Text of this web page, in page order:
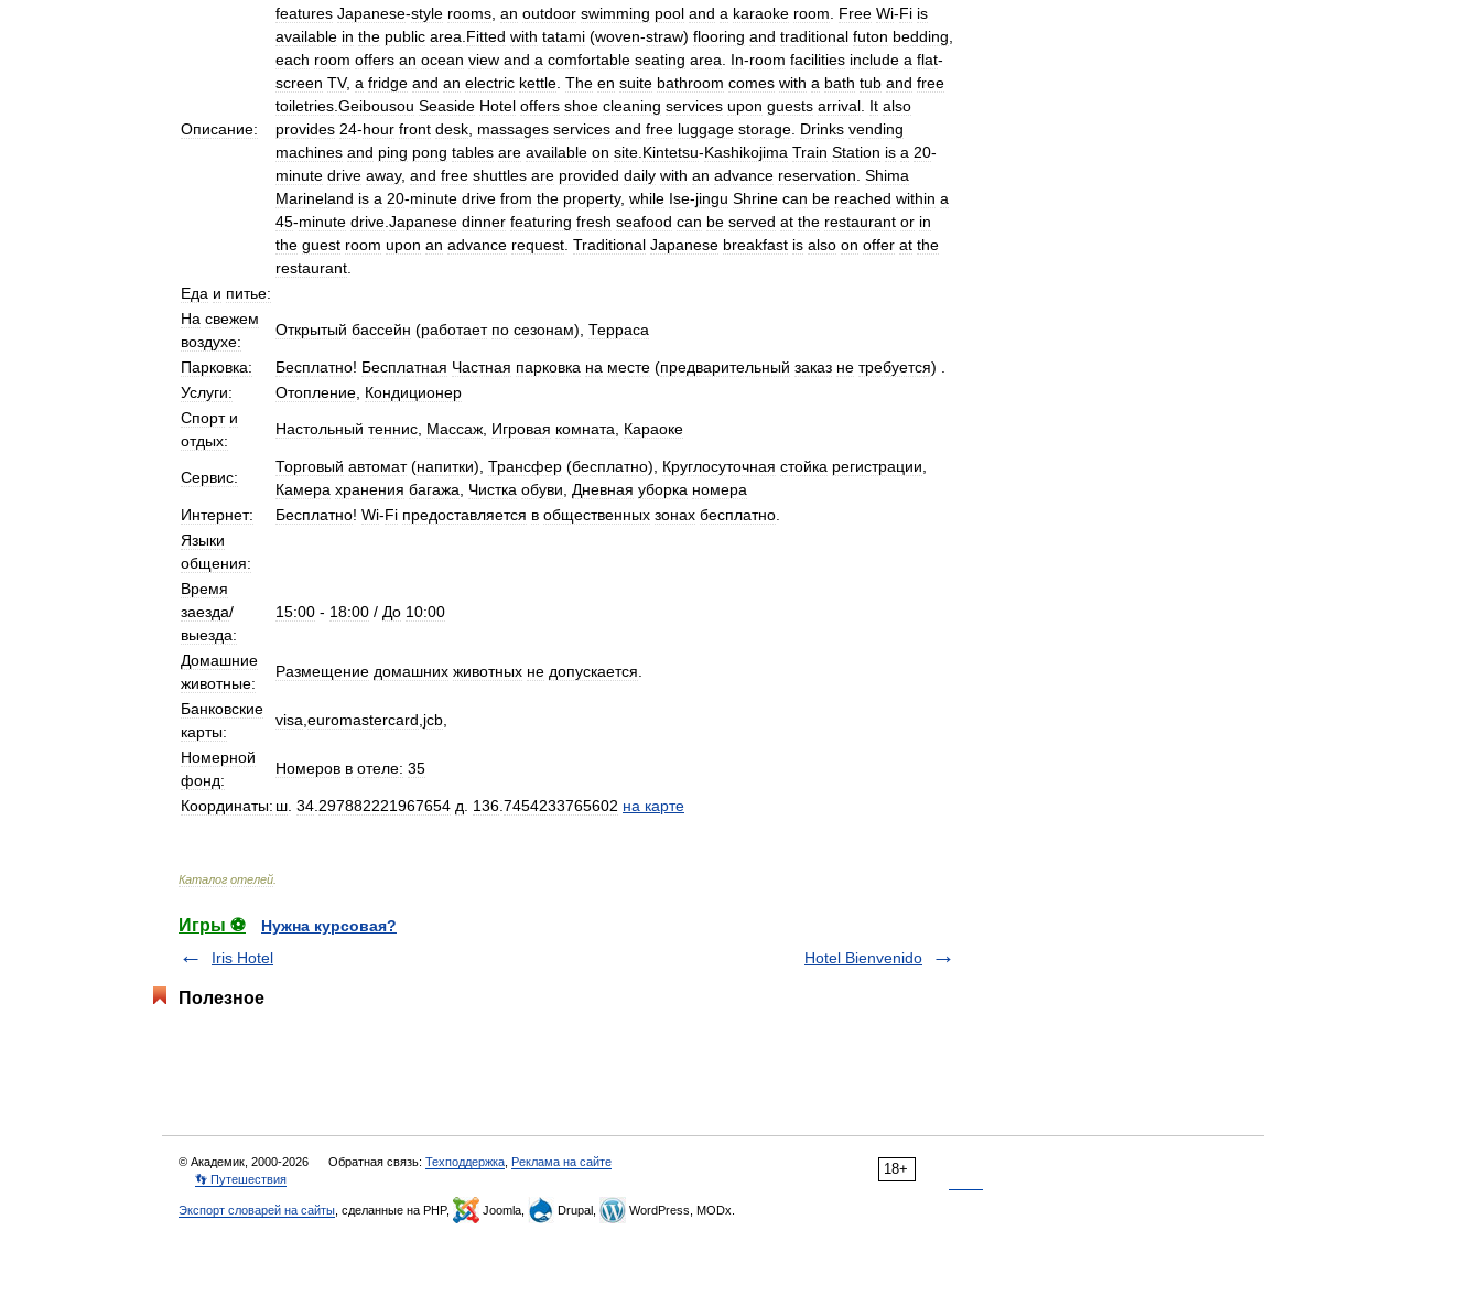
Описание:
features Japanese-style rooms an outdoor swimming pool and a karaoke room Free Wi-Fi is
available in the public area Fitted with tatami (woven-straw) flooring and traditional futon bedding
each room offers an ocean view and a comfortable seating area In-room facilities include a flat-
screen TV, a fridge and an electric kettle The en suite bathroom comes with a bath tub and free
toiletries Geibousou Seaside Hotel offers shoe cleaning services upon guests arrival It also
provides 24-hour front desk massages services and free luggage storage Drinks vending
machines and ping pong tables are available on site Kintetsu-Kashikojima Train Station is a 20-
minute drive away, and free shuttles are provided daily with an advance reservation Shima
Marineland is a 20-minute drive from the property, while Ise-jingu Shrine can be reached within a
45-minute drive Japanese dinner featuring fresh seafood can be served at the restaurant or in
the guest room upon an advance request Traditional Japanese breakfast is also on offer at the
restaurant
Еда и питье:
На свежем
воздухе:
Открытый бассейн (работает по сезонам), Терраса
Парковка: Бесплатно! Бесплатная Частная парковка на месте (предварительный заказ не требуется) .
Услуги:
Отопление Кондиционер
Спорт и
отдых:
Настольный теннис Массаж Игровая комната Караоке
Сервис:
Торговый автомат(напитки), Трансфер (бесплатно), Круглосуточная стойка регистрации
Камера хранения багажа Чистка обуви Дневная уборка номера
Интернет:
Бесплатно! Wi-Fi предоставляется в общественных зонах бесплатно
Языки
общения:
Время
заезда/
выезда:
15:00 - 18:00 / До 10:00
Домашние
животные:
Размещение домашних животных не допускается
Банковские
карты:
visa euromastercard jcb
Номерной
фонд:
Номеров в отеле: 35
Координаты: ш 34 297882221967654 д 136 7454233765602 на карте
Каталог отелей
Игры ⚽
Нужна курсовая?
Iris Hotel
Hotel Bienvenido
Полезное
18+
© Академик, 2000-2026 Обратная связь: Техподдержка Реклама на сайте
👣 Путешествия
Экспорт словарей на сайты , сделанные на PHP, Joomla, Drupal, WordPress, MODx.